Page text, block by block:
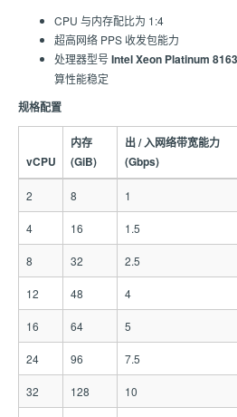
CPU 与内存配比为 1:4
超高网络 PPS 收发包能力
处理器型号Intel Xeon Platinum
算性能稳定
规格配置
vCPU
内存
(GiB)
出 / 入网络带宽能力
(Gbps)
2 8 1
4 16 1.5
8 32 2.5
12 48 4
16 64 5
24 96 7.5
32 128 10